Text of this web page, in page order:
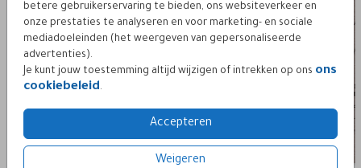
betere gebruikerservaring te bieden, ons websiteverkeer en
onze prestaties te analyseren en voor marketing- en sociale
mediadoeleinden (het weergeven van gepersonaliseerde
advertenties).
Je kunt jouw toestemming altijd wijzigen of intrekken op ons ons
cookiebeleid.
Accepteren
Weigeren